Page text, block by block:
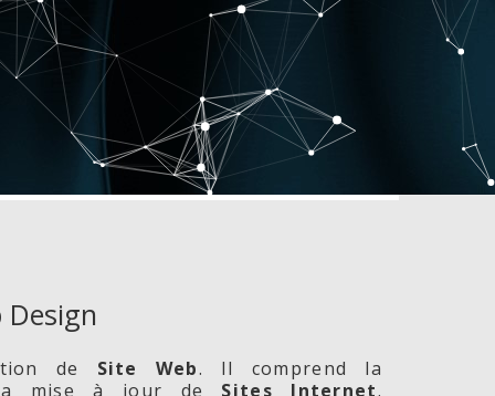
Design
de Site Web. Il comprend la
mise à jour de Sites Internet.